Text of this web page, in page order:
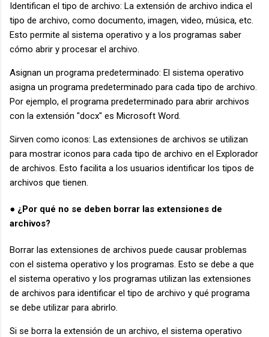
Identifican el tipo de archivo: La extensión de archivo indica el
tipo de archivo, como documento, imagen, video, música, etc.
Esto permite al sistema operativo y a los programas saber
cómo abrir y procesar el archivo.
Asignan un programa predeterminado: El sistema operativo
asigna un programa predeterminado para cada tipo de archivo.
Por ejemplo, el programa predeterminado para abrir archivos
con la extensión "docx" es Microsoft Word.
Sirven como iconos: Las extensiones de archivos se utilizan
para mostrar iconos para cada tipo de archivo en el Explorador
de archivos. Esto facilita a los usuarios identificar los tipos de
archivos que tienen.
● ¿Por qué no se deben borrar las extensiones de
archivos?
Borrar las extensiones de archivos puede causar problemas
con el sistema operativo y los programas. Esto se debe a que
el sistema operativo y los programas utilizan las extensiones
de archivos para identificar el tipo de archivo y qué programa
se debe utilizar para abrirlo.
Si se borra la extensión de un archivo, el sistema operativo